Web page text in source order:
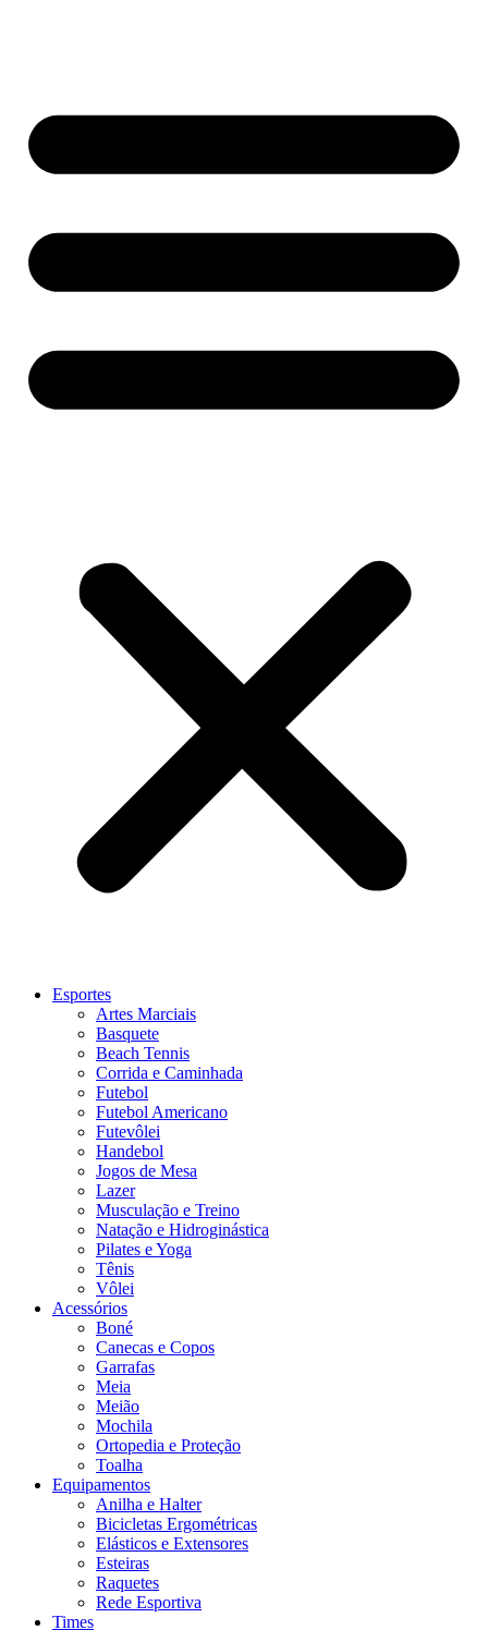
Esportes
Artes Marciais
Basquete
Beach Tennis
Corrida e Caminhada
Futebol
Futebol Americano
Futevôlei
Handebol
Jogos de Mesa
Lazer
Musculação e Treino
Natação e Hidroginástica
Pilates e Yoga
Tênis
Vôlei
Acessórios
Boné
Canecas e Copos
Garrafas
Meia
Meião
Mochila
Ortopedia e Proteção
Toalha
Equipamentos
Anilha e Halter
Bicicletas Ergométricas
Elásticos e Extensores
Esteiras
Raquetes
Rede Esportiva
Times